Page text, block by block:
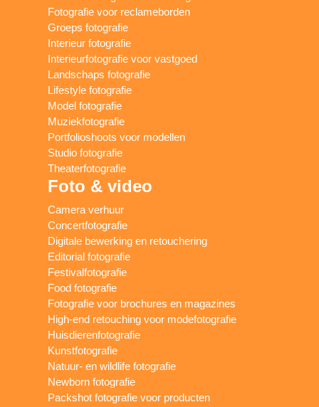
Fotografie voor reclameborden
Groeps fotografie
Interieur fotografie
Interieurfotografie voor vastgoed
Landschaps fotografie
Lifestyle fotografie
Model fotografie
Muziekfotografie
Portfolioshoots voor modellen
Studio fotografie
Theaterfotografie
Foto & video
Camera verhuur
Concertfotografie
Digitale bewerking en retouchering
Editorial fotografie
Festivalfotografie
Food fotografie
Fotografie voor brochures en magazines
High-end retouching voor modefotografie
Huisdierenfotografie
Kunstfotografie
Natuur- en wildlife fotografie
Newborn fotografie
Packshot fotografie voor producten